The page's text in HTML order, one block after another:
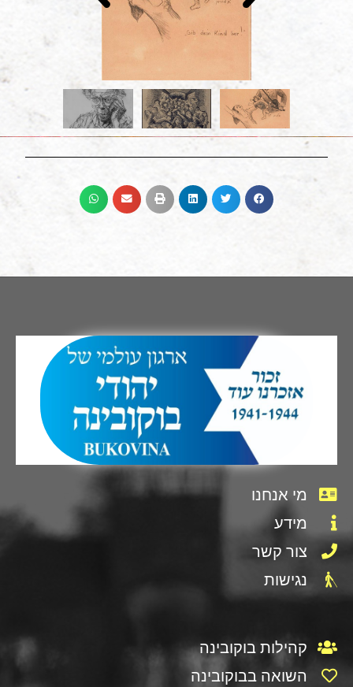
מי אנחנו
מידע
צור קשר
נגישות
קהילות בוקובינה
השואה בבוקובינה